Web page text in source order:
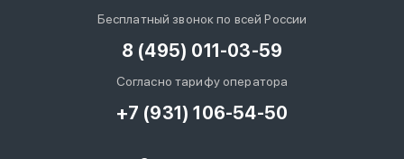
Бесплатный звонок по всей России
8 (495) 011-03-59
Согласно тарифу оператора
+7 (931) 106-54-50